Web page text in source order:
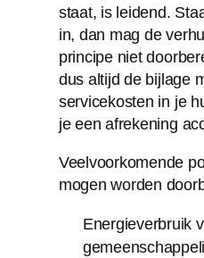
staat, is leidend.
in, dan mag de
principe niet
dus altijd de bijlage
servicekosten in je
je een afrekening
Veelvoorkomende
mogen worden
Energieverbruik